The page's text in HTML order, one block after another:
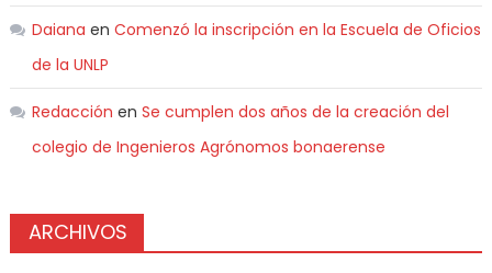
Daiana en Comenzó la inscripción en la Escuela de Oficios
de la UNLP
Redacción en Se cumplen dos años de la creación del
colegio de Ingenieros Agrónomos bonaerense
ARCHIVOS